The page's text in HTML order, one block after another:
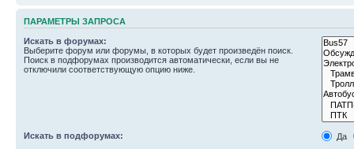
ПАРАМЕТРЫ ЗАПРОСА
Искать в форумах:
Выберите форум или форумы, в которых будет произведён поиск.
Поиск в подфорумах производится автоматически, если вы не
отключили соответствующую опцию ниже.
Искать в подфорумах:
Да